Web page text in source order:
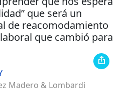
que será un
de reacomodamiento
que cambió para
Madero & Lombardi